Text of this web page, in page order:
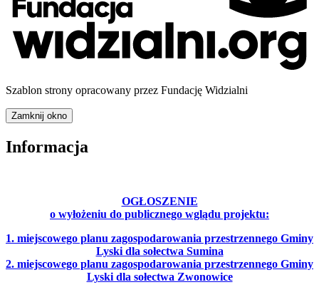
Szablon strony opracowany przez Fundację Widzialni
Zamknij okno
Informacja
OGŁOSZENIE
o wyłożeniu do publicznego wglądu projektu:
1. miejscowego planu zagospodarowania przestrzennego Gminy
Lyski dla sołectwa Sumina
2. miejscowego planu zagospodarowania przestrzennego Gminy
Lyski dla sołectwa Zwonowice